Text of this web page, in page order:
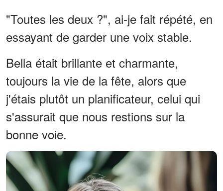
"Toutes les deux ?", ai-je fait répété, en
essayant de garder une voix stable.
Bella était brillante et charmante,
toujours la vie de la fête, alors que
j'étais plutôt un planificateur, celui qui
s'assurait que nous restions sur la
bonne voie.